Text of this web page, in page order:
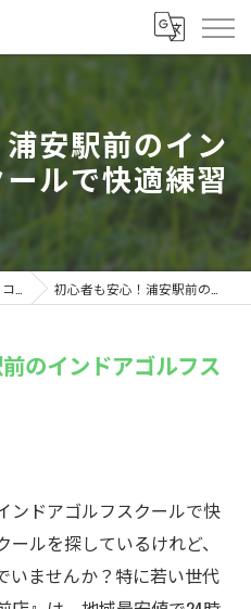
安駅前のイン
ルで快適練習
コラム 初心者も安心！浦安駅前のインドアゴルフスクールで快適練習
のインドアゴルフス
ンドアゴルフスクールで快
ルを探しているけれど、
いませんか？特に若い世代